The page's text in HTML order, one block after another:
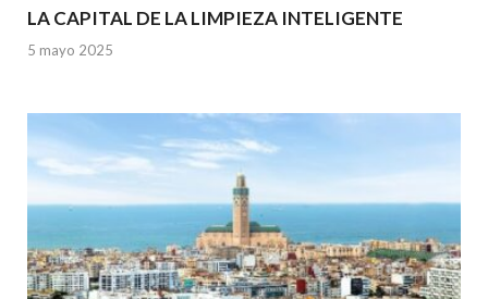
LA CAPITAL DE LA LIMPIEZA INTELIGENTE
5 mayo 2025